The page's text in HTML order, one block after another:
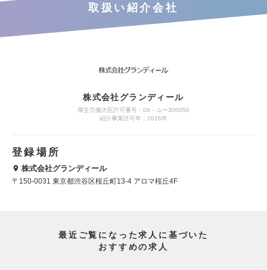
取扱い紹介会社
株式会社グランディール
厚生労働大臣許可番号：06－ユー300050
紹介事業許可年：2016年
登録場所
株式会社グランディール
〒150-0031 東京都渋谷区桜丘町13-4 アロマ桜丘4F
最近ご覧になった求人に基づいた
おすすめの求人